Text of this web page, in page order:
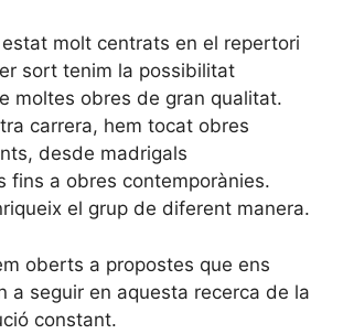
molt centrats en el repertori
sort tenim la possibilitat
moltes obres de gran qualitat.
carrera, hem tocat obres
desde madrigals
fins a obres contemporànies.
el grup de diferent manera.
oberts a propostes que ens
a seguir en aquesta recerca de la
constant.